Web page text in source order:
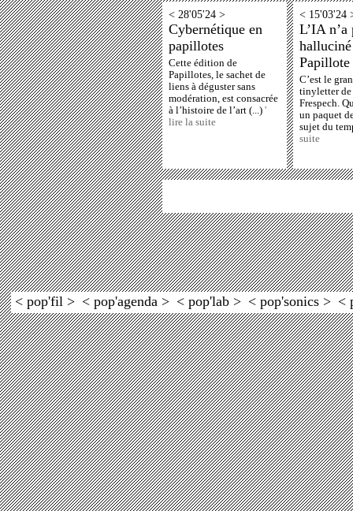
< 28'05'24 >
Cybernétique en
papillotes
Cette édition de
Papillotes, le sachet de
liens à déguster sans
modération, est consacrée
à l’histoire de l’art (...) '
lire la suite
< 15'03'24
L’IA n’a
Papillote
C’est le
tinyletter
Frespech.
un paquet
sujet du
suite
< pop'fil > < pop'agenda > < pop'lab > < pop'sonics > <